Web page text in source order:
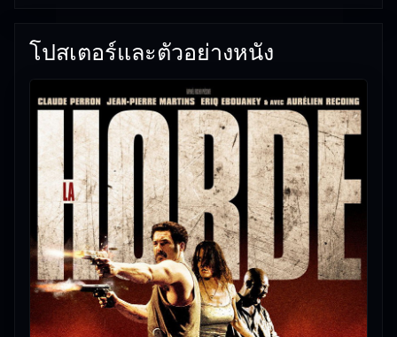
โปสเตอร์และตัวอย่างหนัง